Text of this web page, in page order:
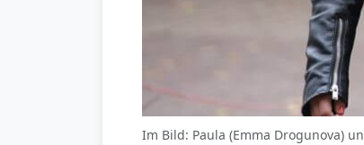
Im Bild: Paula (Emma Drogunova)